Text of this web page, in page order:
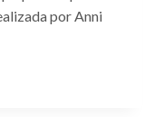
por Anni